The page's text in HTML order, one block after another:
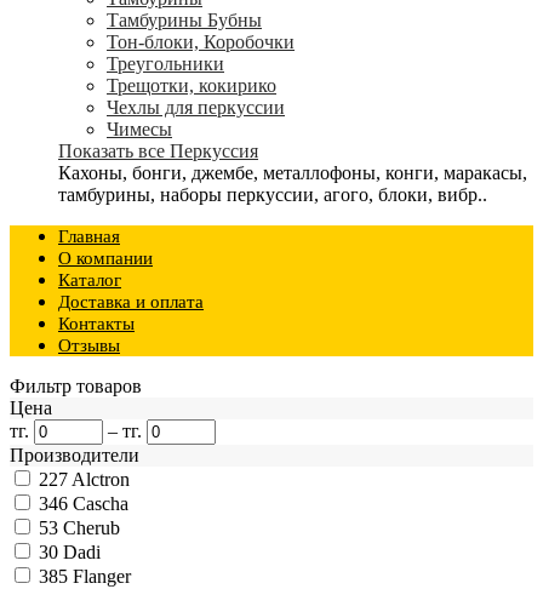
Тамбурины Бубны
Тон-блоки, Коробочки
Треугольники
Трещотки, кокирико
Чехлы для перкуссии
Чимесы
Показать все Перкуссия
Кахоны, бонги, джембе, металлофоны, конги, маракасы,
тамбурины, наборы перкуссии, агого, блоки, вибр..
Главная
О компании
Каталог
Доставка и оплата
Контакты
Отзывы
Фильтр товаров
Цена
тг.
– тг.
Производители
227Alctron
346 Cascha
53 Cherub
30 Dadi
385 Flanger